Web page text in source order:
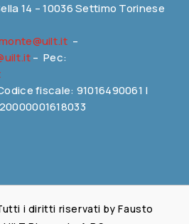
14 – 10036 Settimo Torinese
–
– Pec:
fiscale: 91016490061 |
i diritti riservati by Fausto